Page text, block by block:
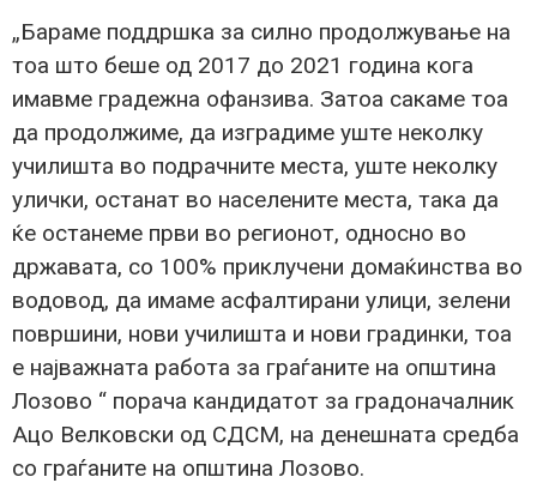
„Бараме поддршка за силно продолжување на
тоа што беше од 2017 до 2021 година кога
имавме градежна офанзива. Затоа сакаме тоа
да продолжиме, да изградиме уште неколку
училишта во подрачните места, уште неколку
улички, останат во населените места, така да
ќе останеме први во регионот, односно во
државата, со 100% приклучени домаќинства во
водовод, да имаме асфалтирани улици, зелени
површини, нови училишта и нови градинки, тоа
е најважната работа за граѓаните на општина
Лозово “ порача кандидатот за градоначалник
Ацо Велковски од СДСМ, на денешната средба
со граѓаните на општина Лозово.